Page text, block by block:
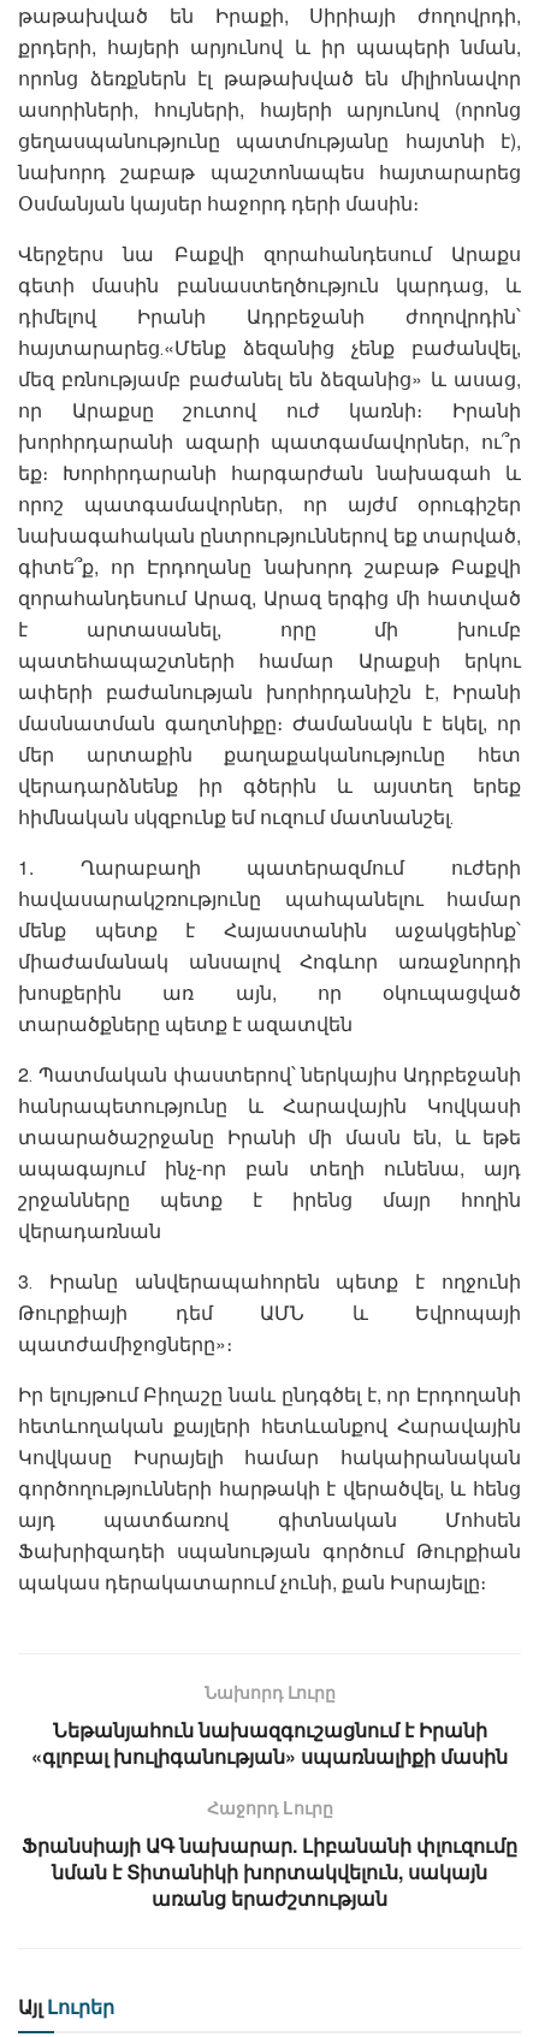
թաթախված են Իրաքի, Սիրիայի ժողովրդի,
քրդերի, հայերի արյունով և իր պապերի նման,
որոնց ձեռքներն էլ թաթախված են միլիոնավոր
ասորիների, հույների, հայերի արյունով (որոնց
ցեղասպանությունը պատմությանը հայտնի է),
նախորդ շաբաթ պաշտոնապես հայտարարեց
Օսմանյան կայսեր հաջորդ դերի մասին։
Վերջերս նա Բաքվի զորահանդեսում Արաքս
գետի մասին բանաստեղծություն կարդաց, և
դիմելով Իրանի Ադրբեջանի ժողովրդին՝
հայտարարեց․«Մենք ձեզանից չենք բաժանվել,
մեզ բռնությամբ բաժանել են ձեզանից» և ասաց,
որ Արաքսը շուտով ուժ կառնի։ Իրանի
խորհրդարանի ազարի պատգամավորներ, ու՞ր
եք։ Խորհրդարանի հարգարժան նախագահ և
որոշ պատգամավորներ, որ այժմ օրուգիշեր
նախագահական ընտրություններով եք տարված,
գիտե՞ք, որ Էրդողանը նախորդ շաբաթ Բաքվի
զորահանդեսում Արազ, Արազ երգից մի հատված
է արտասանել, որը մի խումբ
պատեհապաշտների համար Արաքսի երկու
ափերի բաժանության խորհրդանիշն է, Իրանի
մասնատման գաղտնիքը։ Ժամանակն է եկել, որ
մեր արտաքին քաղաքականությունը հետ
վերադարձնենք իր գծերին և այստեղ երեք
հիմնական սկզբունք եմ ուզում մատնանշել․
1. Ղարաբաղի պատերազմում ուժերի
հավասարակշռությունը պահպանելու համար
մենք պետք է Հայաստանին աջակցեինք՝
միաժամանակ անսալով Հոգևոր առաջնորդի
խոսքերին առ այն, որ օկուպացված
տարածքները պետք է ազատվեն
2․ Պատմական փաստերով՝ ներկայիս Ադրբեջանի
հանրապետությունը և Հարավային Կովկասի
տաարածաշրջանը Իրանի մի մասն են, և եթե
ապագայում ինչ-որ բան տեղի ունենա, այդ
շրջանները պետք է իրենց մայր հողին
վերադառնան
3․ Իրանը անվերապահորեն պետք է ողջունի
Թուրքիայի դեմ ԱՄՆ և Եվրոպայի
պատժամիջոցները»։
Իր ելույթում Բիղաշը նաև ընդգծել է, որ Էրդողանի
հետևողական քայլերի հետևանքով Հարավային
Կովկասը Իսրայելի համար հակաիրանական
գործողությունների հարթակի է վերածվել, և հենց
այդ պատճառով գիտնական Մոհսեն
Ֆախրիզադեի սպանության գործում Թուրքիան
պակաս դերակատարում չունի, քան Իսրայելը։
Նախորդ Լուրը
Նեթանյահուն նախազգուշացնում է Իրանի
«գլոբալ խուլիգանության» սպառնալիքի մասին
Հաջորդ Lուրը
Ֆրանսիայի ԱԳ նախարար. Լիբանանի փլուզումը
նման է Տիտանիկի խորտակվելուն, սակայն
առանց երաժշտության
Այլ Լուրեր